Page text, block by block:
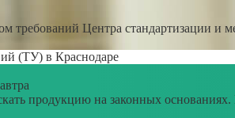
требований Центра стандартизации
(ТУ) в Краснодаре
продукцию на законных